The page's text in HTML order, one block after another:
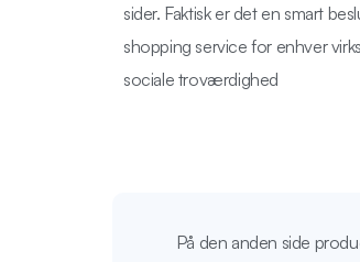
sider. Faktisk er det en smart
shopping service for enhver
sociale troværdighed
På den anden side